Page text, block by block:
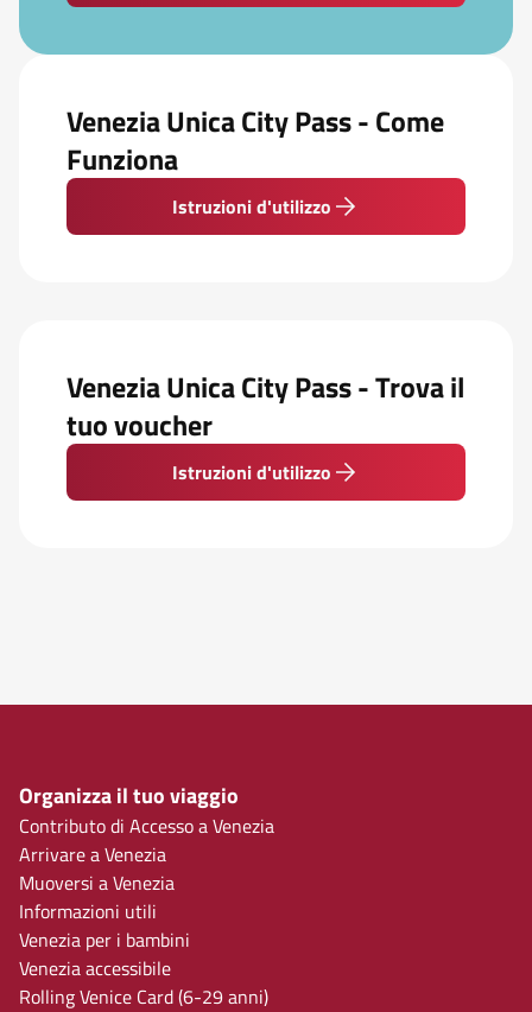
Venezia Unica City Pass - Come
Funziona
Istruzioni d'utilizzo
Venezia Unica City Pass - Trova il
tuo voucher
Istruzioni d'utilizzo
Organizza il tuo viaggio
Contributo di Accesso a Venezia
Arrivare a Venezia
Muoversi a Venezia
Informazioni utili
Venezia per i bambini
Venezia accessibile
Rolling Venice Card (6-29 anni)